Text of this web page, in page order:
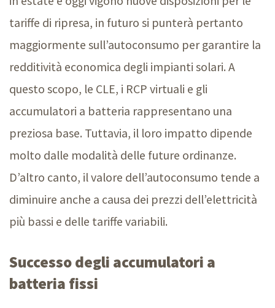
tariffe di ripresa, in futuro si punterà pertanto
maggiormente sull’autoconsumo per garantire la
redditività economica degli impianti solari. A
questo scopo, le CLE, i RCP virtuali e gli
accumulatori a batteria rappresentano una
preziosa base. Tuttavia, il loro impatto dipende
molto dalle modalità delle future ordinanze.
D’altro canto, il valore dell’autoconsumo tende a
diminuire anche a causa dei prezzi dell’elettricità
più bassi e delle tariffe variabili.
Successo degli accumulatori a
batteria fissi